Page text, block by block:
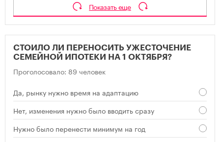
Показать еще
СТОИЛО ЛИ ПЕРЕНОСИТЬ УЖЕСТОЧЕНИЕ
СЕМЕЙНОЙ ИПОТЕКИ НА 1 ОКТЯБРЯ?
Проголосовало: 89 человек
Да, рынку нужно время на адаптацию
Нет, изменения нужно было вводить сразу
Нужно было перенести минимум на год